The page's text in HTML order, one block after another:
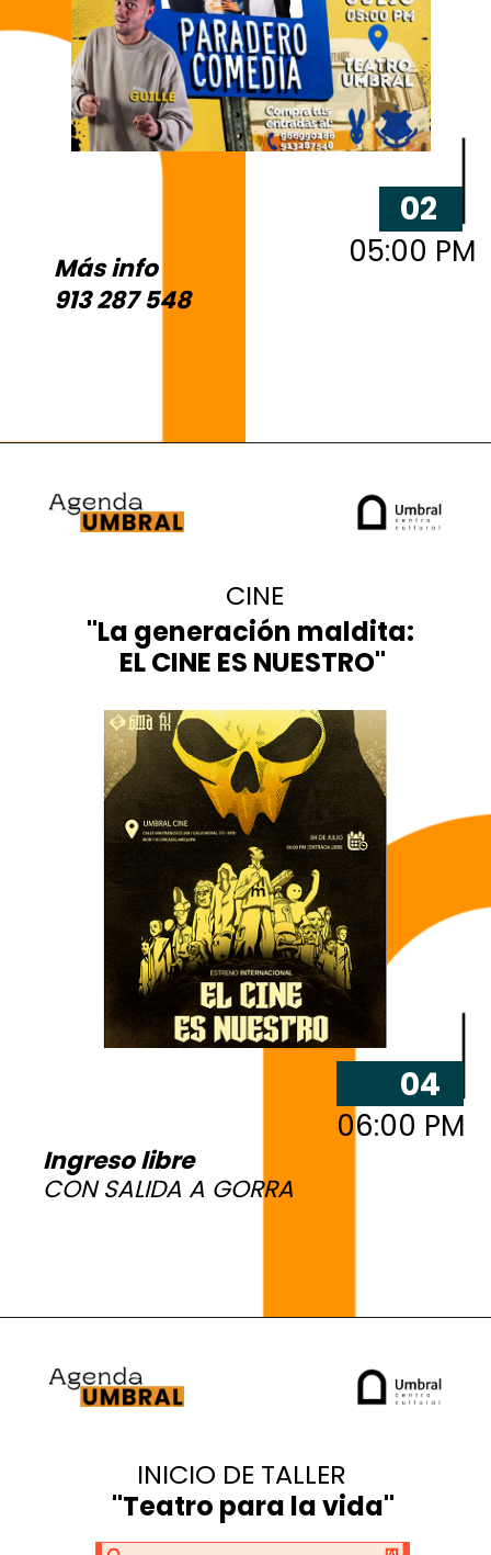
02
05:00 PM
913 287 548
Más info
"La generación maldita:
EL CINE ES NUESTRO"
04
06:00 PM
CINE
Ingreso libre
CON SALIDA A GORRA
"Teatro para la vida"
INICIO DE TALLER